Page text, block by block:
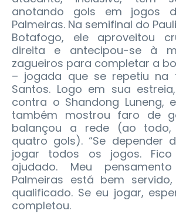
anotando gols em jogos
Palmeiras. Na semifinal do
Botafogo, ele aproveitou
direita e antecipou-se à
zagueiros para completar a
– jogada que se repetiu na
Santos. Logo em sua
contra o Shandong Luneng,
também mostrou faro de
balançou a rede (ao todo,
quatro gols). “Se depender
jogar todos os jogos.
ajudado. Meu
Palmeiras está bem
qualificado. Se eu jogar,
completou.